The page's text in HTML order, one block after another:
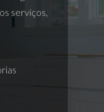
serviços,